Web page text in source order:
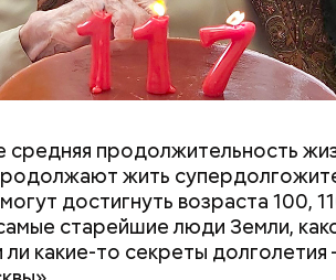
средняя продолжительность
жить
достигнуть возраста 100,
старейшие люди Земли,
какие-то секреты